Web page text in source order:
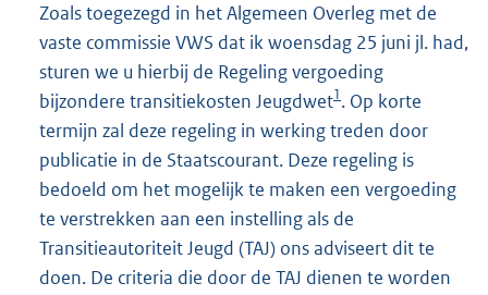
Zoals toegezegd in het Algemeen Overleg met de
vaste commissie VWS dat ik woensdag 25 juni jl. had,
sturen we u hierbij de Regeling vergoeding
bijzondere transitiekosten Jeugdwet1. Op korte
termijn zal deze regeling in werking treden door
publicatie in de Staatscourant. Deze regeling is
bedoeld om het mogelijk te maken een vergoeding
te verstrekken aan een instelling als de
Transitieautoriteit Jeugd (TAJ) ons adviseert dit te
doen. De criteria die door de TAJ dienen te worden